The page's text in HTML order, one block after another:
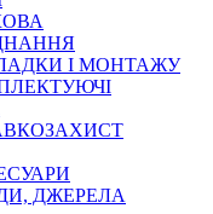
І МОНТАЖУ
ДЖЕРЕЛА